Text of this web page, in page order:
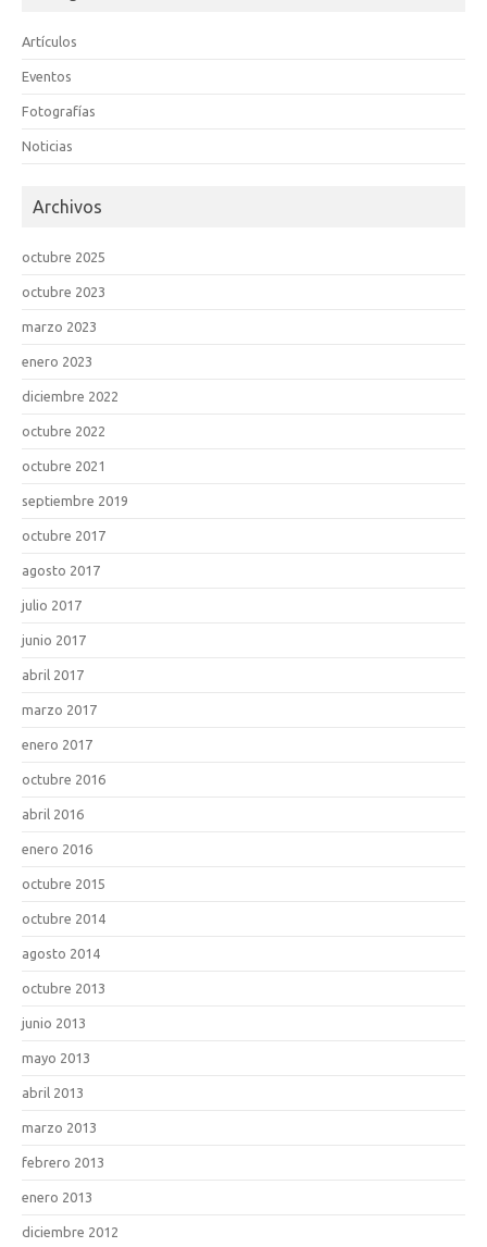
Artículos
Eventos
Fotografías
Noticias
Archivos
octubre 2025
octubre 2023
marzo 2023
enero 2023
diciembre 2022
octubre 2022
octubre 2021
septiembre 2019
octubre 2017
agosto 2017
julio 2017
junio 2017
abril 2017
marzo 2017
enero 2017
octubre 2016
abril 2016
enero 2016
octubre 2015
octubre 2014
agosto 2014
octubre 2013
junio 2013
mayo 2013
abril 2013
marzo 2013
febrero 2013
enero 2013
diciembre 2012